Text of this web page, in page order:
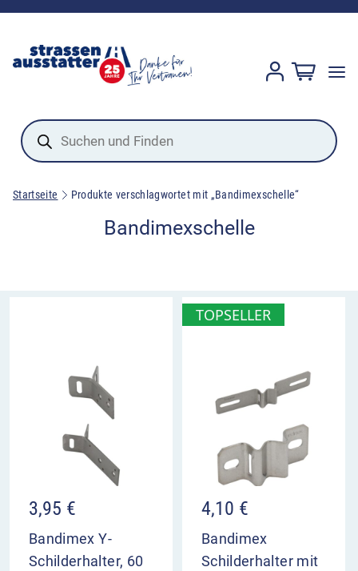
Products
search
Startseite Produkte verschlagwortet mit „Bandimexschelle“
Bandimexschelle
3,95 €
Bandimex Y-
Schilderhalter, 60
TOPSELLER
4,10 €
Bandimex
Schilderhalter mit